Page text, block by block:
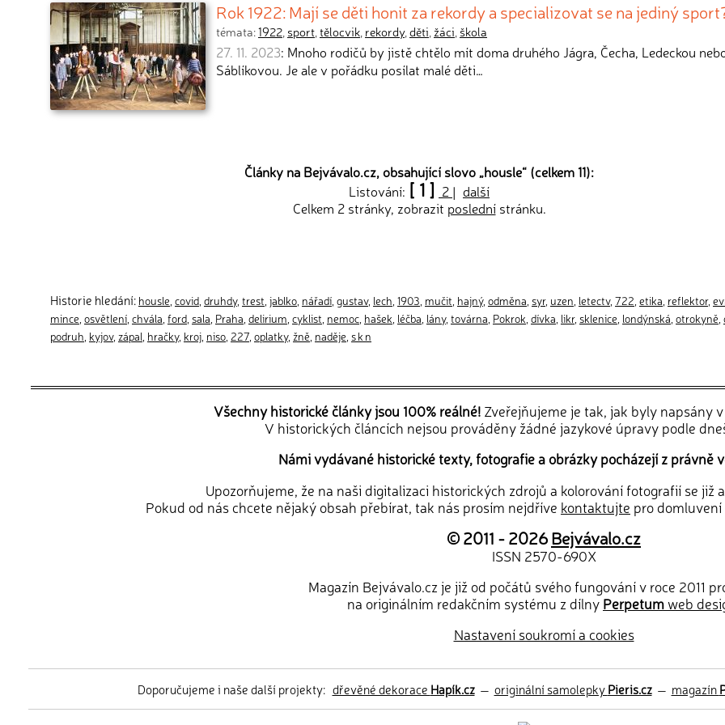
Rok 1922: Mají se děti honit za rekordy a specializovat se na jediný
témata:1922, sport,tělocvik, rekordy,děti, žáci, škola
27. 11. 2023: Mnoho rodičů by jistě chtělo mít doma druhého Jágra, Čecha, Ledeckou
Sáblíkovou. Je ale v pořádku posílat malé děti…
Články na Bejvávalo.cz, obsahující slovo „housle“ (celkem 11):
Listování: [ 1 ] 2 | další
Celkem 2 stránky, zobrazit poslednístránku.
Historie hledání: housle covid druhdy, trest jablko nářadí gustav, lech 1903 mučit hajný, odměna syr, uzen letectv, 722 etika reflektor,
mince osvětlení chvála ford sala Praha delirium cyklist nemoc hašek léčba lány, továrna Pokrok dívka likr, sklenice londýnská otrokyně
podruh kyjov, zápal hračky, kroj niso 227 oplatky, žně naděje s k n
Všechny historické články jsou 100% reálné! Zveřejňujeme je tak, jak byly napsány
V historických článcích nejsou prováděny žádné jazykové úpravy podle
Námi vydávané historické texty, fotografie a obrázky pocházejí z právně
Upozorňujeme, že na naši digitalizaci historických zdrojů a kolorování fotografií se již
Pokud od nás chcete nějaký obsah přebírat, tak nás prosím nejdříve kontaktujte pro domluvení
© 2011 - 2026Bejvávalo.cz
ISSN 2570-690X
Magazín Bejvávalo.cz je již od počátů svého fungování v roce 2011
na originálním redakčním systému z dílny Perpetumweb
Nastavení soukromí a cookies
Doporučujeme i naše další projekty: dřevěné dekorace Hapík.cz— originální samolepkyPieris.cz— magazín